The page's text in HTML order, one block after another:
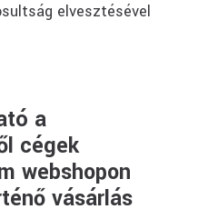
elvesztésével
a
cégek
webshopon
vásárlás